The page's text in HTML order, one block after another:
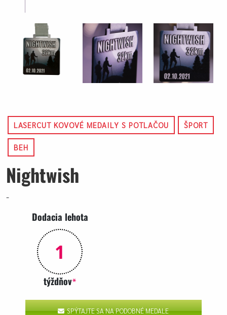
LASERCUT KOVOVÉ MEDAILY S POTLAČOU ŠPORT
BEH
Nightwish
-
Dodacia lehota
1
týždňov*
SPÝTAJTE SA NA PODOBNÉ MEDALE